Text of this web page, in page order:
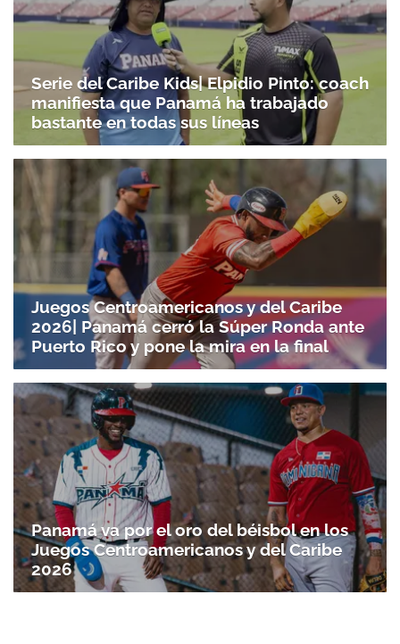
Serie del Caribe Kids| Elpidio Pinto: coach
manifiesta que Panamá ha trabajado
bastante en todas sus líneas
Juegos Centroamericanos y del Caribe
2026| Panamá cerró la Súper Ronda ante
Puerto Rico y pone la mira en la final
Panamá va por el oro del béisbol en los
Juegos Centroamericanos y del Caribe
2026